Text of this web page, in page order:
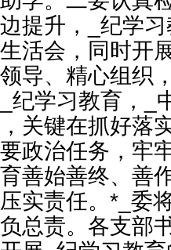
提升，_纪学
活会，同时开
导、精心组织
纪学习教育，_
关键在抓好落
政治任务，牢
善始善终、善
实责任。*_委
总责。各支部